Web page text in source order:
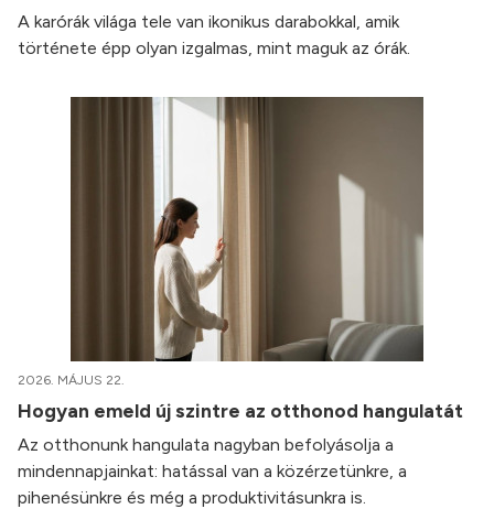
A karórák világa tele van ikonikus darabokkal, amik
története épp olyan izgalmas, mint maguk az órák.
2026. MÁJUS 22.
Hogyan emeld új szintre az otthonod hangulatát
Az otthonunk hangulata nagyban befolyásolja a
mindennapjainkat: hatással van a közérzetünkre, a
pihenésünkre és még a produktivitásunkra is.